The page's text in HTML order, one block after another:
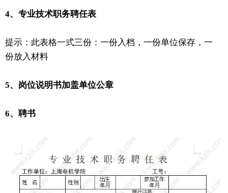
4、专业技术职务聘任表
提示：此表格一式三份：一份入档，一份单位保存，一
份放入材料
5、岗位说明书加盖单位公章
6、聘书